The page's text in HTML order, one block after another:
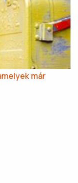
már